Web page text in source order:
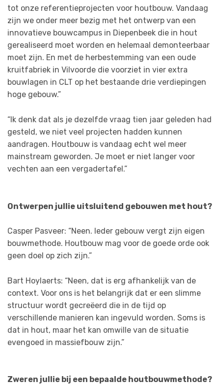
tot onze referentieprojecten voor houtbouw. Vandaag
zijn we onder meer bezig met het ontwerp van een
innovatieve bouwcampus in Diepenbeek die in hout
gerealiseerd moet worden en helemaal demonteerbaar
moet zijn. En met de herbestemming van een oude
kruitfabriek in Vilvoorde die voorziet in vier extra
bouwlagen in CLT op het bestaande drie verdiepingen
hoge gebouw.”
“Ik denk dat als je dezelfde vraag tien jaar geleden had
gesteld, we niet veel projecten hadden kunnen
aandragen. Houtbouw is vandaag echt wel meer
mainstream geworden. Je moet er niet langer voor
vechten aan een vergadertafel.”
Ontwerpen jullie uitsluitend gebouwen met hout?
Casper Pasveer: “Neen. Ieder gebouw vergt zijn eigen
bouwmethode. Houtbouw mag voor de goede orde ook
geen doel op zich zijn.”
Bart Hoylaerts: “Neen, dat is erg afhankelijk van de
context. Voor ons is het belangrijk dat er een slimme
structuur wordt gecreëerd die in de tijd op
verschillende manieren kan ingevuld worden. Soms is
dat in hout, maar het kan omwille van de situatie
evengoed in massiefbouw zijn.”
Zweren jullie bij een bepaalde houtbouwmethode?